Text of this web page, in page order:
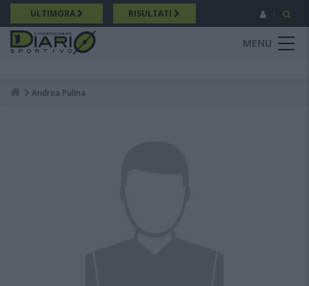
Salta
al
contenuto
principale
ULTIMORA RISULTATI
MENU
Breadcrumb
Andrea Pulina